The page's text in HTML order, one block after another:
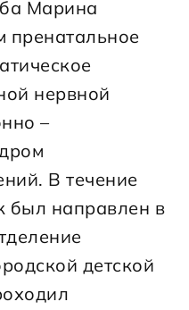
пренатальное
нервной
–
В течение
был направлен в
детской